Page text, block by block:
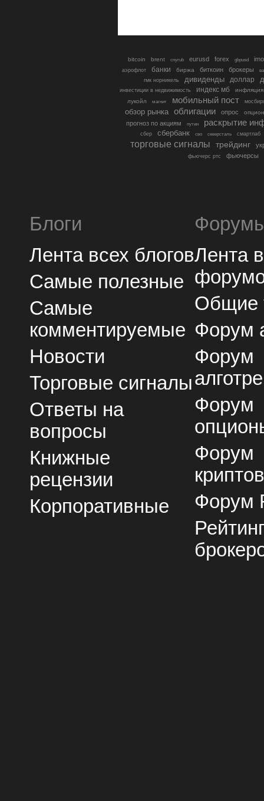
bitcoin brent cnyrub eurusd forex gbpusd
аэрофлот банки биржа биткоин брокеры
гмк норникель
дивиденды доллар
инвестиции в недвижимость индекс мб
инфляция
лукойл
магнит мобильный пост
обзор рынка облигации опрос
прогноз по акциям путин раскрытие
сбер сбербанк сво северсталь смартлаб
торговые сигналы трейдинг
фьючерс ртс фьючерсы
Блоги
Лента всех блогов
Самые полезные
Самые
комментируемые
Новости
Торговые сигналы
Ответы на
вопросы
Книжные
рецензии
Корпоративные
Лента
Общие
Форум
Форум
Форум
Форум
Форум